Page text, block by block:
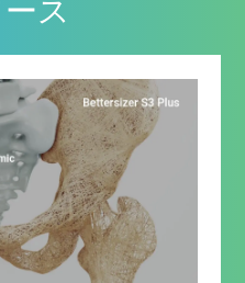
gluten aggregation.
enthalpy of gluten added
from 92.96 J/g to
Structurally, the
hydrophobicity of gluten
were lower than those
In addition, low-ester
the disulfide bond content
g) and maintained β-sheet
gluten alone at 95 °C,
more likely to induce
ス